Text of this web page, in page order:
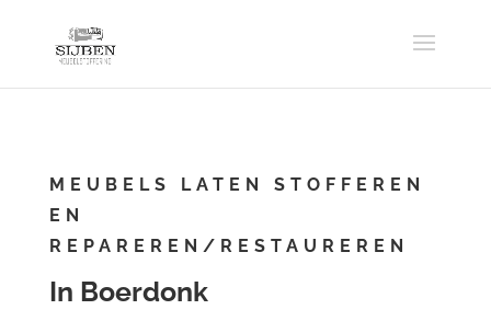
MEUBELS LATEN STOFFEREN
EN
REPAREREN/RESTAUREREN
In Boerdonk